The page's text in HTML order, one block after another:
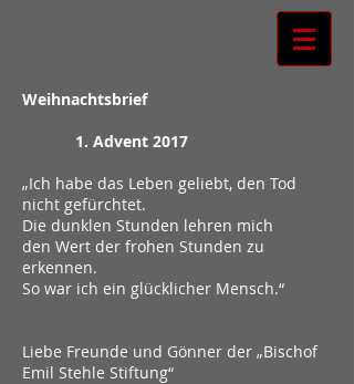
Weihnachtsbrief
1. Advent 2017
„Ich habe das Leben geliebt, den Tod
nicht gefürchtet.
Die dunklen Stunden lehren mich
den Wert der frohen Stunden zu
erkennen.
So war ich ein glücklicher Mensch.“
Liebe Freunde und Gönner der „Bischof
Emil Stehle Stiftung“